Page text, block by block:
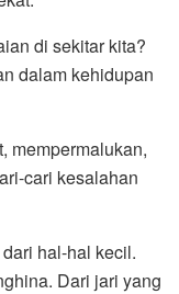
di sekitar kita?
dalam kehidupan
mempermalukan,
cari kesalahan
hal-hal kecil.
Dari jari yang